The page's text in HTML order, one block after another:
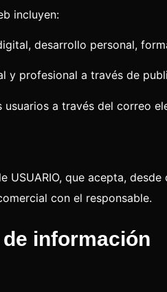
incluyen:
desarrollo personal,
y profesional a través de
a través del correo
que acepta,
con el responsable.
información